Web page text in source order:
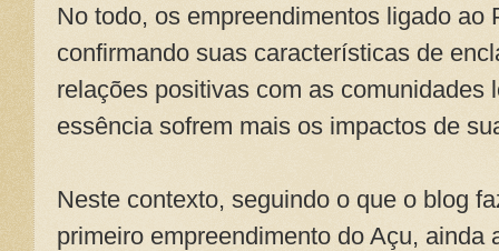
No todo, os empreendimentos ligado ao
confirmando suas características de
relações positivas com as comunidades
essência sofrem mais os impactos de
Neste contexto, seguindo o que o blog
primeiro empreendimento do Açu, ainda